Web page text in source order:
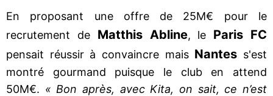
En proposant une offre de 25M€ pour le
recrutement de Matthis Abline, le Paris FC
pensait réussir à convaincre mais Nantes s'est
montré gourmand puisque le club en attend
50M€. « Bon après, avec Kita, on sait, ce n’est